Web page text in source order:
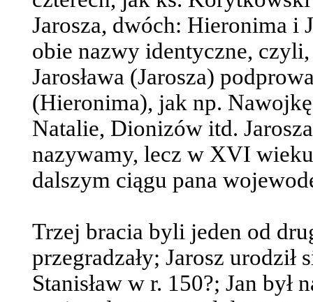
Jarosza, dwóch: Hieronima i
obie nazwy identyczne,
Jarosława (Jarosza)
(Hieronima), jak np.
Natalie, Dionizów itd.
nazywamy, lecz w XVI wieku
dalszym ciągu pana
Trzej bracia byli jeden od
przegradzały; Jarosz urodził
Stanisław w r. 150?; Jan